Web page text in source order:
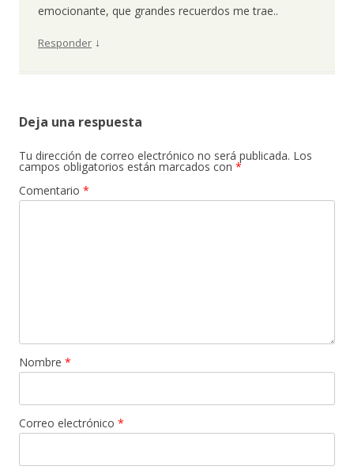
emocionante, que grandes recuerdos me trae..
Responder ↓
Deja una respuesta
Tu dirección de correo electrónico no será publicada. Los
campos obligatorios están marcados con *
Comentario *
Nombre *
Correo electrónico *